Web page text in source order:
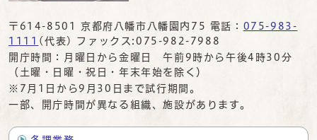
〒614-8501 京都府八幡市八幡園内75 電話： 075-983-
1111 (代表) ファックス:075-982-7988
開庁時間：月曜日から金曜日 午前9時から午後4時30分
（土曜・日曜・祝日・年末年始を除く）
※7月1日から9月30日まで試行期間。
一部、開庁時間が異なる組織、施設があります。